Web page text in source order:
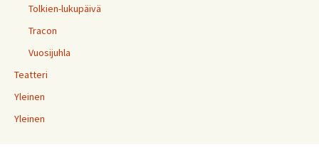
Tolkien-lukupäivä
Tracon
Vuosijuhla
Teatteri
Yleinen
Yleinen